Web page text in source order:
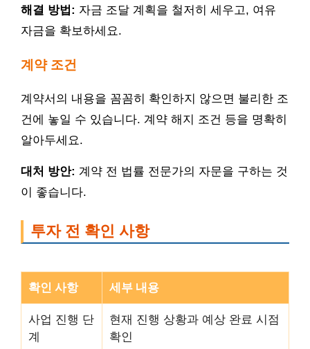
해결 방법: 자금 조달 계획을 철저히 세우고, 여유
자금을 확보하세요.
계약 조건
계약서의 내용을 꼼꼼히 확인하지 않으면 불리한 조
건에 놓일 수 있습니다. 계약 해지 조건 등을 명확히
알아두세요.
대처 방안: 계약 전 법률 전문가의 자문을 구하는 것
이 좋습니다.
투자 전 확인 사항
확인 사항 세부 내용
사업 진행 단
계
현재 진행 상황과 예상 완료 시점
확인